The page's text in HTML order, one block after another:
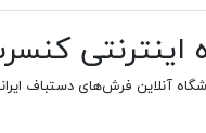
اینترنتی
آنلاین فرش‌های دستباف